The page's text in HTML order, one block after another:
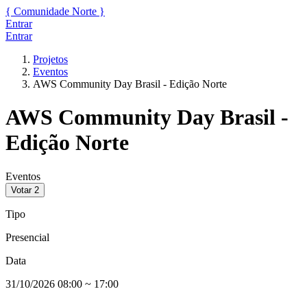
{ Comunidade Norte }
Entrar
Entrar
Projetos
Eventos
AWS Community Day Brasil - Edição Norte
AWS Community Day Brasil -
Edição Norte
Eventos
Votar 2
Tipo
Presencial
Data
31/10/2026 08:00 ~ 17:00